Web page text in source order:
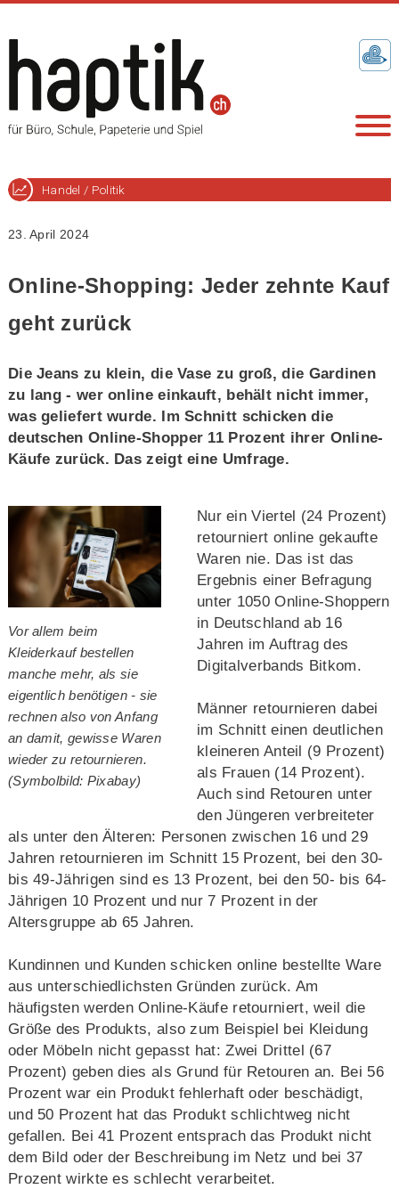
Handel / Politik
23. April 2024
Online-Shopping: Jeder zehnte Kauf
geht zurück
Die Jeans zu klein, die Vase zu groß, die Gardinen
zu lang - wer online einkauft, behält nicht immer,
was geliefert wurde. Im Schnitt schicken die
deutschen Online-Shopper 11 Prozent ihrer Online-
Käufe zurück. Das zeigt eine Umfrage.
Vor allem beim
Kleiderkauf bestellen
manche mehr, als sie
eigentlich benötigen - sie
rechnen also von Anfang
an damit, gewisse Waren
wieder zu retournieren.
(Symbolbild: Pixabay)
Nur ein Viertel (24 Prozent)
retourniert online gekaufte
Waren nie. Das ist das
Ergebnis einer Befragung
unter 1050 Online-Shoppern
in Deutschland ab 16
Jahren im Auftrag des
Digitalverbands Bitkom.
Männer retournieren dabei
im Schnitt einen deutlichen
kleineren Anteil (9 Prozent)
als Frauen (14 Prozent).
Auch sind Retouren unter
den Jüngeren verbreiteter
als unter den Älteren: Personen zwischen 16 und 29
Jahren retournieren im Schnitt 15 Prozent, bei den 30-
bis 49-Jährigen sind es 13 Prozent, bei den 50- bis 64-
Jährigen 10 Prozent und nur 7 Prozent in der
Altersgruppe ab 65 Jahren.
Kundinnen und Kunden schicken online bestellte Ware
aus unterschiedlichsten Gründen zurück. Am
häufigsten werden Online-Käufe retourniert, weil die
Größe des Produkts, also zum Beispiel bei Kleidung
oder Möbeln nicht gepasst hat: Zwei Drittel (67
Prozent) geben dies als Grund für Retouren an. Bei 56
Prozent war ein Produkt fehlerhaft oder beschädigt,
und 50 Prozent hat das Produkt schlichtweg nicht
gefallen. Bei 41 Prozent entsprach das Produkt nicht
dem Bild oder der Beschreibung im Netz und bei 37
Prozent wirkte es schlecht verarbeitet.